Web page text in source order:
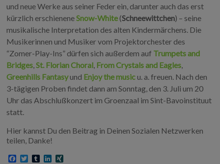
und neue Werke aus seiner Feder ein, darunter auch das erst
kürzlich erschieneneSnow-White(Schneewittchen) – seine
musikalische Interpretation des alten Kindermärchens. Die
Musikerinnen und Musiker vom Projektorchester des
“Zomer-Play-Ins” dürfen sich außerdem auf Trumpets and
Bridges,St. Florian Choral, From Crystals and Eagles,
Greenhills Fantasyund Enjoy the musicu. a. freuen. Nach den
3-tägigen Proben findet dann am Sonntag, den 3. Juli um 20
Uhr das Abschlußkonzert im Groenzaal im Sint-Bavoinstituut
statt.
Hier kannst Du den Beitrag in Deinen Sozialen Netzwerken
teilen, Danke!
T